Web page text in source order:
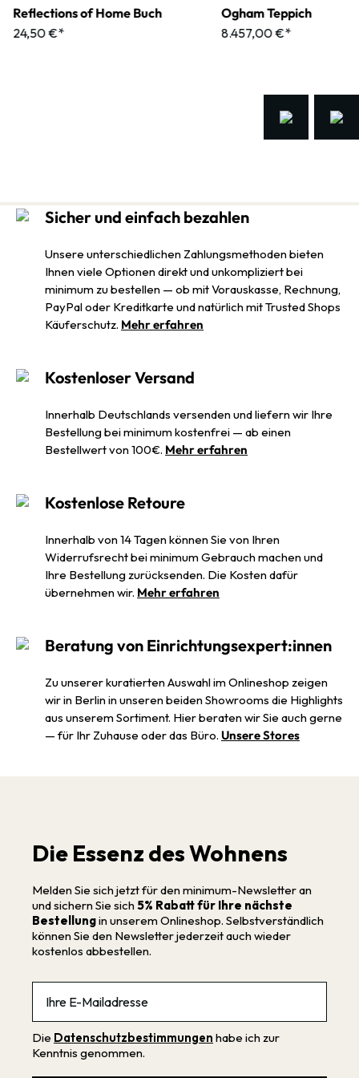
Reflections of Home Buch
24,50 €*
Ogham Teppich
8.457,00 €*
Sicher und einfach bezahlen
Unsere unterschiedlichen Zahlungsmethoden bieten
Ihnen viele Optionen direkt und unkompliziert bei
minimum zu bestellen — ob mit Vorauskasse, Rechnung,
PayPal oder Kreditkarte und natürlich mit Trusted Shops
Käuferschutz. Mehr erfahren
Kostenloser Versand
Innerhalb Deutschlands versenden und liefern wir Ihre
Bestellung bei minimum kostenfrei — ab einen
Bestellwert von 100€. Mehr erfahren
Kostenlose Retoure
Innerhalb von 14 Tagen können Sie von Ihren
Widerrufsrecht bei minimum Gebrauch machen und
Ihre Bestellung zurücksenden. Die Kosten dafür
übernehmen wir. Mehr erfahren
Beratung von Einrichtungsexpert:innen
Zu unserer kuratierten Auswahl im Onlineshop zeigen
wir in Berlin in unseren beiden Showrooms die Highlights
aus unserem Sortiment. Hier beraten wir Sie auch gerne
— für Ihr Zuhause oder das Büro. Unsere Stores
Die Essenz des Wohnens
Melden Sie sich jetzt für den minimum-Newsletter an
und sichern Sie sich 5% Rabatt für Ihre nächste
Bestellungin unserem Onlineshop. Selbstverständlich
können Sie den Newsletter jederzeit auch wieder
kostenlos abbestellen.
Die Datenschutzbestimmungen habe ich zur
Kenntnis genommen.